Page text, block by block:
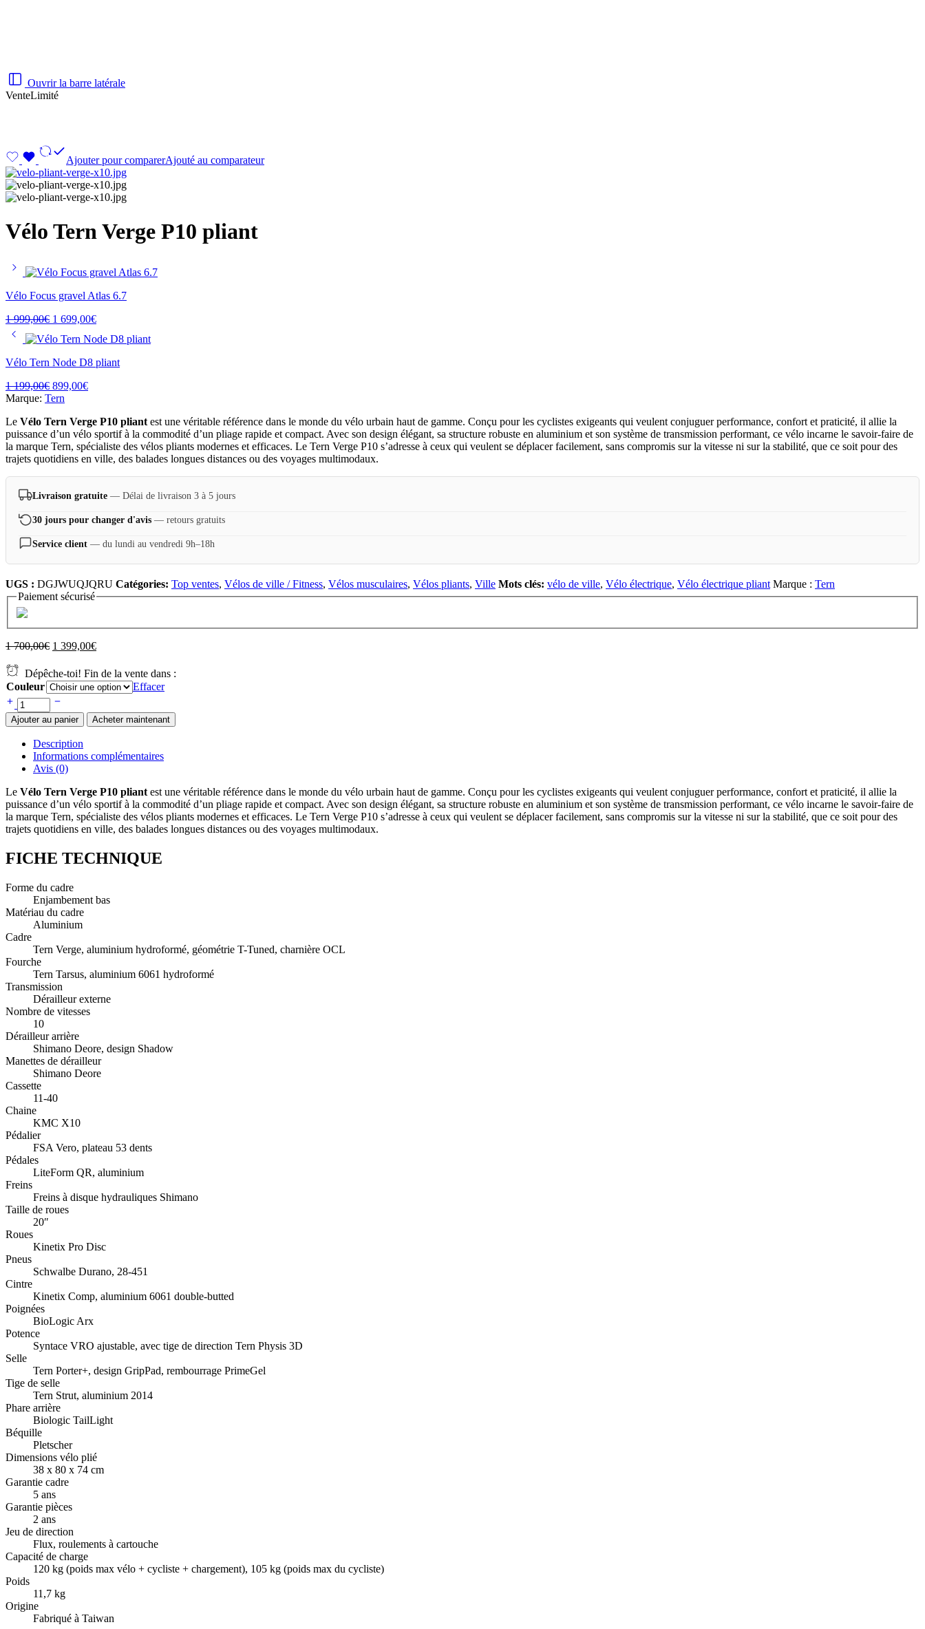
Ouvrir la barre latérale
VenteLimité
Ajouter pour comparerAjouté au comparateur
Vélo Tern Verge P10 pliant
Vélo Focus gravel Atlas 6.7
1 999,00€ 1 699,00€
Vélo Tern Node D8 pliant
1 199,00€ 899,00€
Marque: Tern
Le Vélo Tern Verge P10 pliant est une véritable référence dans le monde du vélo urbain haut de gamme. Conçu pour les cyclistes exigeants qui veulent conjuguer performance, confort et praticité, il allie la
puissance d’un vélo sportif à la commodité d’un pliage rapide et compact. Avec son design élégant, sa structure robuste en aluminium et son système de transmission performant, ce vélo incarne le savoir-faire de
la marque Tern, spécialiste des vélos pliants modernes et efficaces. Le Tern Verge P10 s’adresse à ceux qui veulent se déplacer facilement, sans compromis sur la vitesse ni sur la stabilité, que ce soit pour des
trajets quotidiens en ville, des balades longues distances ou des voyages multimodaux.
Livraison gratuite — Délai de livraison 3 à 5 jours
30 jours pour changer d'avis — retours gratuits
Service client — du lundi au vendredi 9h–18h
UGS : DGJWUQJQRU Catégories: Top ventes, Vélos de ville / Fitness, Vélos musculaires, Vélos pliants, Ville Mots clés: vélo de ville, Vélo électrique, Vélo électrique pliant Marque : Tern
Paiement sécurisé
1 700,00€ 1 399,00€
Dépêche-toi! Fin de la vente dans :
Couleur
Effacer
Ajouter au panier Acheter maintenant
Description
Informations complémentaires
Avis (0)
Le Vélo Tern Verge P10 pliant est une véritable référence dans le monde du vélo urbain haut de gamme. Conçu pour les cyclistes exigeants qui veulent conjuguer performance, confort et praticité, il allie la
puissance d’un vélo sportif à la commodité d’un pliage rapide et compact. Avec son design élégant, sa structure robuste en aluminium et son système de transmission performant, ce vélo incarne le savoir-faire de
la marque Tern, spécialiste des vélos pliants modernes et efficaces. Le Tern Verge P10 s’adresse à ceux qui veulent se déplacer facilement, sans compromis sur la vitesse ni sur la stabilité, que ce soit pour des
trajets quotidiens en ville, des balades longues distances ou des voyages multimodaux.
FICHE TECHNIQUE
Forme du cadre
Enjambement bas
Matériau du cadre
Aluminium
Cadre
Tern Verge, aluminium hydroformé, géométrie T-Tuned, charnière OCL
Fourche
Tern Tarsus, aluminium 6061 hydroformé
Transmission
Dérailleur externe
Nombre de vitesses
10
Dérailleur arrière
Shimano Deore, design Shadow
Manettes de dérailleur
Shimano Deore
Cassette
11-40
Chaine
KMC X10
Pédalier
FSA Vero, plateau 53 dents
Pédales
LiteForm QR, aluminium
Freins
Freins à disque hydrauliques Shimano
Taille de roues
20″
Roues
Kinetix Pro Disc
Pneus
Schwalbe Durano, 28-451
Cintre
Kinetix Comp, aluminium 6061 double-butted
Poignées
BioLogic Arx
Potence
Syntace VRO ajustable, avec tige de direction Tern Physis 3D
Selle
Tern Porter+, design GripPad, rembourrage PrimeGel
Tige de selle
Tern Strut, aluminium 2014
Phare arrière
Biologic TailLight
Béquille
Pletscher
Dimensions vélo plié
38 x 80 x 74 cm
Garantie cadre
5 ans
Garantie pièces
2 ans
Jeu de direction
Flux, roulements à cartouche
Capacité de charge
120 kg (poids max vélo + cycliste + chargement), 105 kg (poids max du cycliste)
Poids
11,7 kg
Origine
Fabriqué à Taiwan